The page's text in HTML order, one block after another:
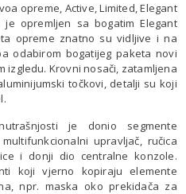
opreme, Active, Limited, Elegant
opremljen sa bogatim Elegant
opreme znatno su vidljive i na
odabirom bogatijeg paketa novi
izgledu. Krovni nosači, zatamljena
točkovi, detalji su koji
je donio segmente
upravljač, ručica
i donji dio centralne konzole.
koji vjerno kopiraju elemente
npr. maska oko prekidača za